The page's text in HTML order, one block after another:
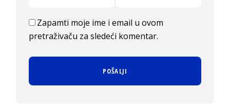
Zapamti moje ime i email u ovom
pretraživaču za sledeći komentar.